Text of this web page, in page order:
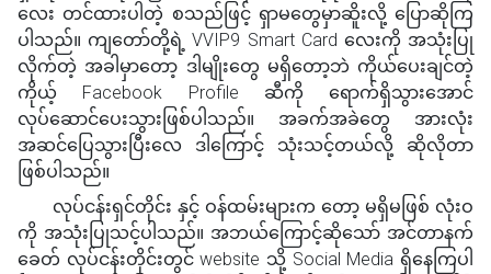
လေး တင်ထားပါတဲ့ စသည်ဖြင့် ရှာမတွေမှာဆိူးလို့ ပြောဆိုကြ
ပါသည်။ ကျတော်တို့ရဲ့ VVIP9 Smart Card လေးကို အသုံးပြု
လိုက်တဲ့ အခါမှာတော့ ဒါမျိုးတွေ မရှိတော့ဘဲ ကိုယ်ပေးချင်တဲ့
ကိုယ့် Facebook Profile ဆီကို ရောက်ရှိသွားအောင်
လုပ်ဆောင်ပေးသွားဖြစ်ပါသည်။ အခက်အခဲတွေ အားလုံး
အဆင်ပြေသွားပြီးလေ ဒါကြောင့် သုံးသင့်တယ်လို့ ဆိုလိုတာ
ဖြစ်ပါသည်။
လုပ်ငန်းရှင်တိုင်း နှင့် ဝန်ထမ်းများက တော့ မရှိမဖြစ် လုံးဝ
ကို အသုံးပြုသင့်ပါသည်။ အဘယ်ကြောင့်ဆိုသော် အင်တာနက်
ခေတ် လုပ်ငန်းတိုင်းတွင် website သို့ Social Media ရှိနေကြပါ